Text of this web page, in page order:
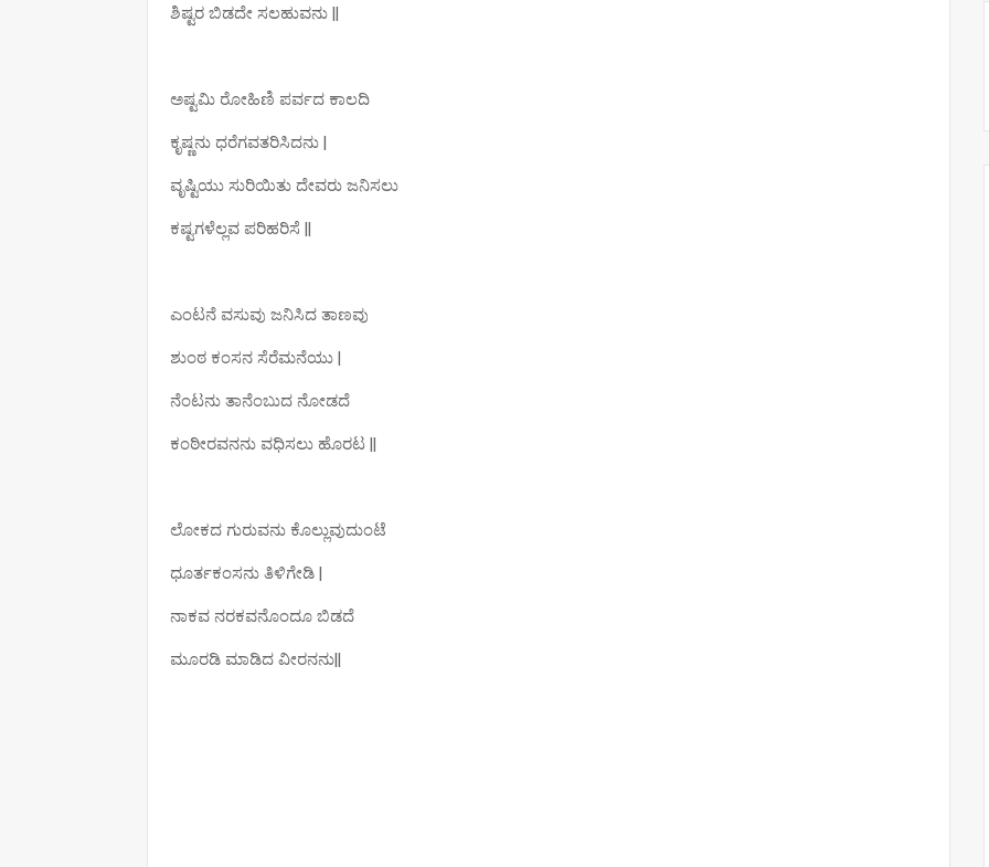
ಶಿಷ್ಟರ ಬಿಡದೇ ಸಲಹುವನು ||
ಅಷ್ಟಮಿ ರೋಹಿಣಿ ಪರ್ವದ ಕಾಲದಿ
ಕೃಷ್ಣನು ಧರೆಗವತರಿಸಿದನು |
ವೃಷ್ಟಿಯು ಸುರಿಯಿತು ದೇವರು ಜನಿಸಲು
ಕಷ್ಟಗಳೆಲ್ಲವ ಪರಿಹರಿಸೆ ||
ಎಂಟನೆ ವಸುವು ಜನಿಸಿದ ತಾಣವು
ಶುಂಠ ಕಂಸನ ಸೆರೆಮನೆಯು |
ನೆಂಟನು ತಾನೆಂಬುದ ನೋಡದೆ
ಕಂಠೀರವನನು ವಧಿಸಲು ಹೊರಟ ||
ಲೋಕದ ಗುರುವನು ಕೊಲ್ಲುವುದುಂಟೆ
ಧೂರ್ತಕಂಸನು ತಿಳಿಗೇಡಿ |
ನಾಕವ ನರಕವನೊಂದೂ ಬಿಡದೆ
ಮೂರಡಿ ಮಾಡಿದ ವೀರನನು||